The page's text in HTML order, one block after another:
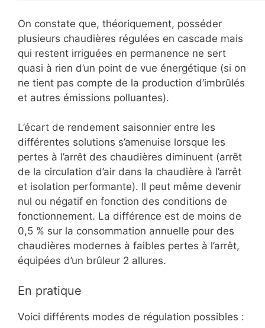
On constate que, théoriquement, posséder
plusieurs chaudières régulées en cascade mais
qui restent irriguées en permanence ne sert
quasi à rien d’un point de vue énergétique (si on
ne tient pas compte de la production d’imbrûlés
et autres émissions polluantes).
L’écart de rendement saisonnier entre les
différentes solutions s’amenuise lorsque les
pertes à l’arrêt des chaudières diminuent (arrêt
de la circulation d’air dans la chaudière à l’arrêt
et isolation performante). Il peut même devenir
nul ou négatif en fonction des conditions de
fonctionnement. La différence est de moins de
0,5 % sur la consommation annuelle pour des
chaudières modernes à faibles pertes à l’arrêt,
équipées d’un brûleur 2 allures.
En pratique
Voici différents modes de régulation possibles :